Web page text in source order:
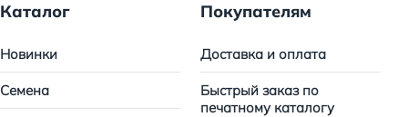
Каталог
Новинки
Семена
Покупателям
Доставка и оплата
Быстрый заказ по
печатному каталогу